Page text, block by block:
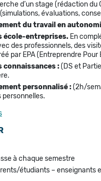
d’un stage (rédaction
évaluations,
du travail en
école-entreprises. En
des professionnels, des
par EPA (Entreprendre Pour
connaissances :(DS et
personnalisé :(2h/
à chaque semestre
étudiants – enseignants